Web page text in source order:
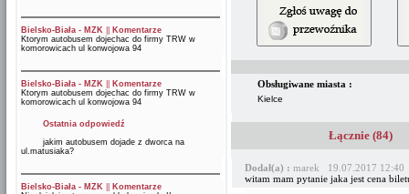
Bielsko-Biała - MZK
Komentarze
Ktorym autobusem dojechac do firmy TRW w
komorowicach ul konwojowa 94
Bielsko-Biała - MZK
Komentarze
Ktorym autobusem dojechac do firmy TRW w
komorowicach ul konwojowa 94
Ostatnia odpowiedź
jakim autobusem dojade z dworca na
ul.matusiaka?
Bielsko-Biała - MZK
Komentarze
Obsługiwane miasta :
Kielce
Łącznie (84)
Dodał(a) : marek 19.07.2017 12:40
witam mam pytanie jaka jest cena